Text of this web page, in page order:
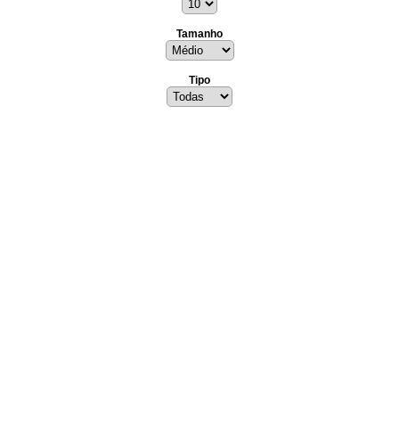
Tamanho
Tipo